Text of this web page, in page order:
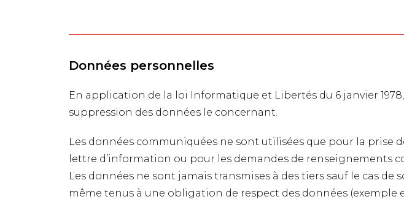
Données personnelles
En application de la loi Informatique et Libertés du 6 janvier
suppression des données le concernant.
Les données communiquées ne sont utilisées que pour la prise
lettre d’information ou pour les demandes de renseignements
Les données ne sont jamais transmises à des tiers sauf le cas
même tenus à une obligation de respect des données (exemple